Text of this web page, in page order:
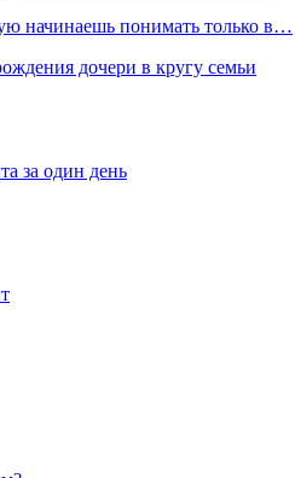
начинаешь понимать только в…
дочери в кругу семьи
за один день